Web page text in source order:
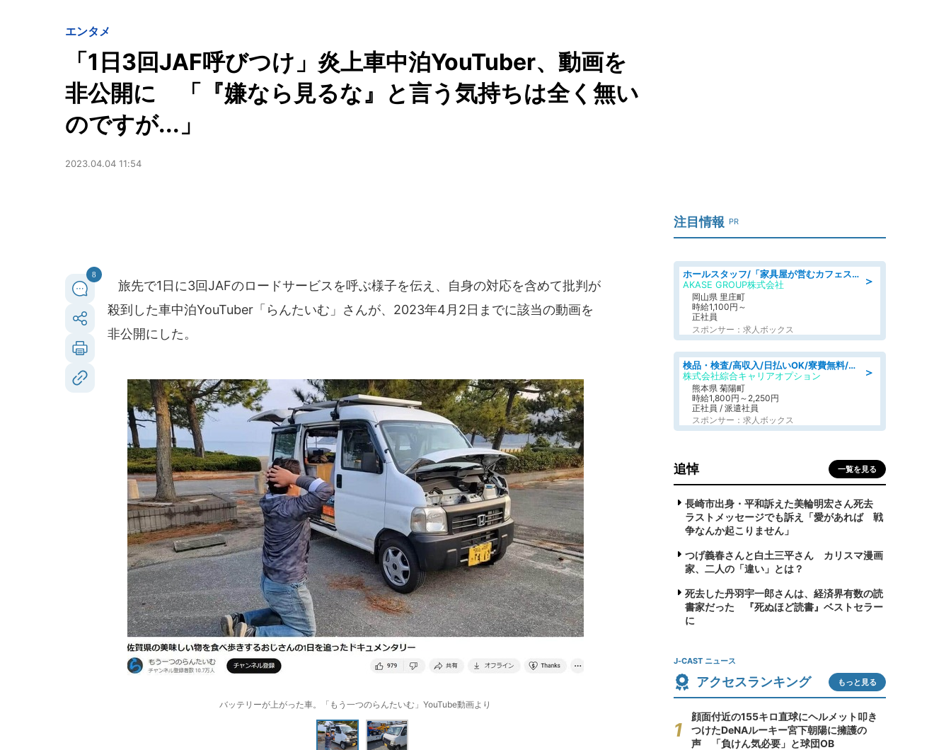
エンタメ
「1日3回JAF呼びつけ」炎上車中泊YouTuber、動画を
非公開に 「『嫌なら見るな』と言う気持ちは全く無い
のですが...」
2023.04.04 11:54
8
旅先で1日に3回JAFのロードサービスを呼ぶ様子を伝え、自身の対応を含めて批判が
殺到した車中泊YouTuber「らんたいむ」さんが、2023年4月2日までに該当の動画を
非公開にした。
バッテリーが上がった車。「もう一つのらんたいむ」YouTube動画より
注目情報 PR
＞
ホールスタッフ/「家具屋が営むカフェスタッフ!」週2日～OK!嬉しいまかない付き/岡山県/浅口郡里庄町
AKASE GROUP株式会社
岡山県 里庄町
時給1,100円～
正社員
スポンサー：求人ボックス
＞
検品・検査/高収入/日払いOK/寮費無料/日勤/20・30・40代活躍中
株式会社綜合キャリアオプション
熊本県 菊陽町
時給1,800円～2,250円
正社員 / 派遣社員
スポンサー：求人ボックス
追悼 一覧を見る
長崎市出身・平和訴えた美輪明宏さん死去
ラストメッセージでも訴え「愛があれば 戦
争なんか起こりません」
つげ義春さんと白土三平さん カリスマ漫画
家、二人の「違い」とは？
死去した丹羽宇一郎さんは、経済界有数の読
書家だった 『死ぬほど読書』ベストセラー
に
J-CAST ニュース
アクセスランキング もっと見る
顔面付近の155キロ直球にヘルメット叩き
つけたDeNAルーキー宮下朝陽に擁護の
声 「負けん気必要」と球団OB